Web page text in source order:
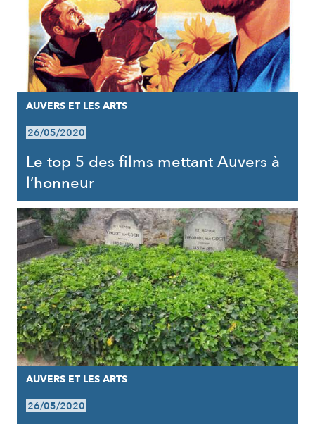
AUVERS ET LES ARTS
26/05/2020
Le top 5 des films mettant Auvers à
l’honneur
AUVERS ET LES ARTS
26/05/2020